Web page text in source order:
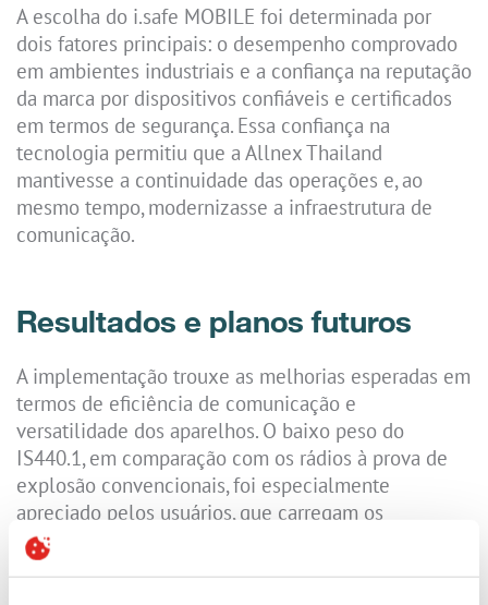
A escolha do i.safe MOBILE foi determinada por
dois fatores principais: o desempenho comprovado
em ambientes industriais e a confiança na reputação
da marca por dispositivos confiáveis e certificados
em termos de segurança. Essa confiança na
tecnologia permitiu que a Allnex Thailand
mantivesse a continuidade das operações e, ao
mesmo tempo, modernizasse a infraestrutura de
comunicação.
Resultados e planos futuros
A implementação trouxe as melhorias esperadas em
termos de eficiência de comunicação e
versatilidade dos aparelhos. O baixo peso do
IS440.1, em comparação com os rádios à prova de
explosão convencionais, foi especialmente
apreciado pelos usuários, que carregam os
aparelhos consigo durante todo o turno. Os usuários
geralmente prendem o aparelho à roupa de trabalho